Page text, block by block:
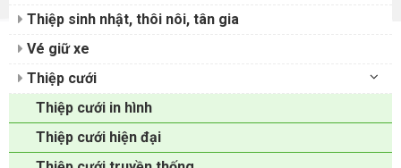
Thiệp sinh nhật, thôi nôi, tân gia
Vé giữ xe
Thiệp cưới
Thiệp cưới in hình
Thiệp cưới hiện đại